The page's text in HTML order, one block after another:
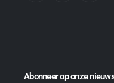
Abonneer op onze